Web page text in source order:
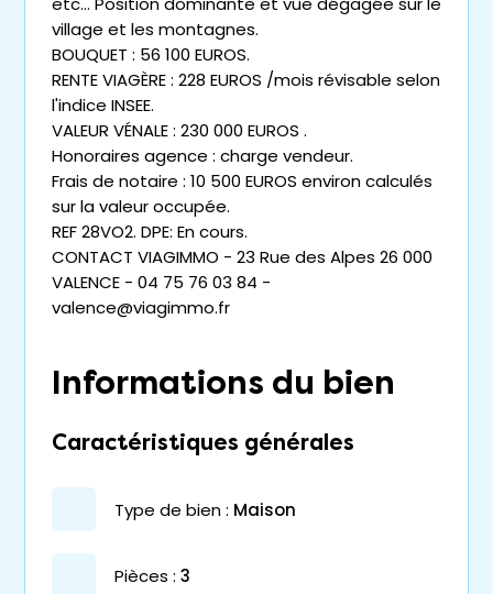
village et les montagnes.
BOUQUET : 56 100 EUROS.
RENTE VIAGÈRE : 228 EUROS /mois révisable selon
l'indice INSEE.
VALEUR VÉNALE : 230 000 EUROS .
Honoraires agence : charge vendeur.
Frais de notaire : 10 500 EUROS environ calculés
sur la valeur occupée.
REF 28VO2. DPE: En cours.
CONTACT VIAGIMMO - 23 Rue des Alpes 26 000
VALENCE - 04 75 76 03 84 -
valence@viagimmo.fr
Informations du bien
Caractéristiques générales
type de bien : maison
pièces : 3